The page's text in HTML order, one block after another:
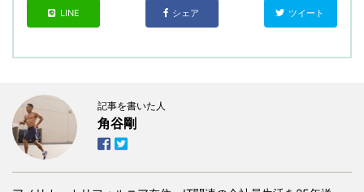
LINE シェア ツイート
記事を書いた人
角谷剛